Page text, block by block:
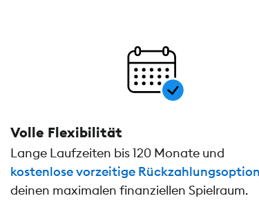
Volle Flexibilität
Lange Laufzeiten bis 120 Monate und
kostenlose vorzeitige Rückzahlungsoption
deinen maximalen finanziellen Spielraum.